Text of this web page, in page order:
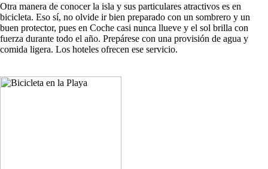
Otra manera de conocer la isla y sus particulares atractivos es en
bicicleta. Eso sí, no olvide ir bien preparado con un sombrero y un
buen protector, pues en Coche casi nunca llueve y el sol brilla con
fuerza durante todo el año. Prepárese con una provisión de agua y
comida ligera. Los hoteles ofrecen ese servicio.